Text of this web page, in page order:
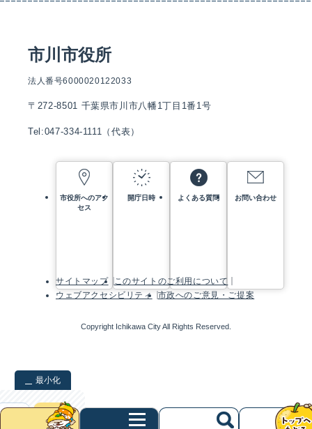
市川市役所
法人番号6000020122033
〒272-8501 千葉県市川市八幡1丁目1番1号
Tel:047-334-1111（代表）
市役所へのアク
セス
開庁日時 よくある質問 お問い合わせ
サイトマップ
このサイトのご利用について
ウェブアクセシビリティ
市政へのご意見・ご提案
Copyright Ichikawa City All Rights Reserved.
最小化
検索
クリア